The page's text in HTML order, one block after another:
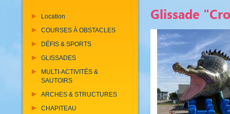
Location
COURSES À OBSTACLES
DÉFIS & SPORTS
GLISSADES
MULTI-ACTIVITÉS &
SAUTOIRS
ARCHES & STRUCTURES
CHAPITEAU
Glissade